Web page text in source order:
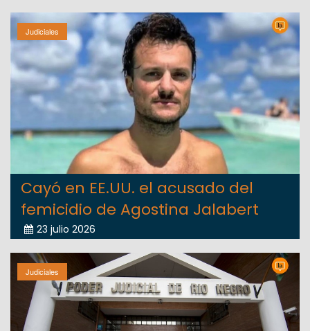
Judiciales
Cayó en EE.UU. el acusado del
femicidio de Agostina Jalabert
23 julio 2026
Judiciales